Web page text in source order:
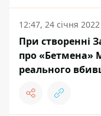
12:47, 24 січня 2022
При створенні
про «Бетмена»
реального